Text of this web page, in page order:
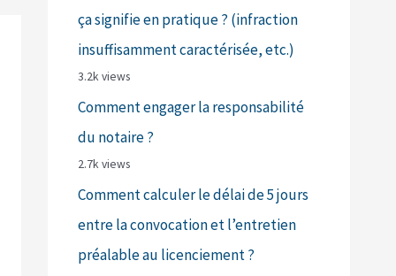
ça signifie en pratique ? (infraction
insuffisamment caractérisée, etc.)
3.2k views
Comment engager la responsabilité
du notaire ?
2.7k views
Comment calculer le délai de 5 jours
entre la convocation et l’entretien
préalable au licenciement ?